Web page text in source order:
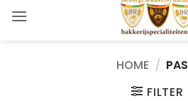
HOME /
FILTER